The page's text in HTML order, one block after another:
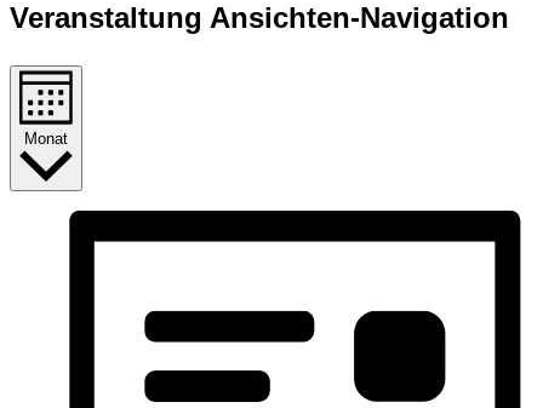
Veranstaltung Ansichten-Navigation
Monat